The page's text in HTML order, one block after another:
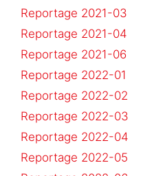
Reportage 2021-03
Reportage 2021-04
Reportage 2021-06
Reportage 2022-01
Reportage 2022-02
Reportage 2022-03
Reportage 2022-04
Reportage 2022-05